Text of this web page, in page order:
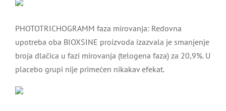
PHOTOTRICHOGRAMM faza mirovanja: Redovna
upotreba oba BIOXSINE proizvoda izazvala je smanjenje
broja dlačica u fazi mirovanja (telogena faza) za 20,9%. U
placebo grupi nije primećen nikakav efekat.